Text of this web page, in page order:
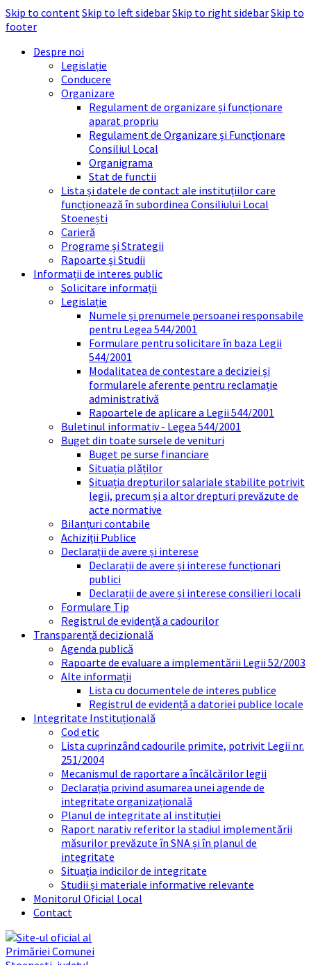
Skip to contentSkip to left sidebarSkip to right sidebarSkip to
footer
Despre noi
Legislație
Conducere
Organizare
Regulament de organizare și funcționare
aparat propriu
Regulament de Organizare și Funcționare
Consiliul Local
Organigrama
Stat de functii
Lista și datele de contact ale instituțiilor care
funcționează în subordinea Consiliului Local
Stoenești
Carieră
Programe și Strategii
Rapoarte și Studii
Informații de interes public
Solicitare informații
Legislație
Numele și prenumele persoanei responsabile
pentru Legea 544/2001
Formulare pentru solicitare în baza Legii
544/2001
Modalitatea de contestare a deciziei și
formularele aferente pentru reclamație
administrativă
Rapoartele de aplicare a Legii 544/2001
Buletinul informativ - Legea 544/2001
Buget din toate sursele de venituri
Buget pe surse financiare
Situația plăților
Situația drepturilor salariale stabilite potrivit
legii, precum și a altor drepturi prevăzute de
acte normative
Bilanțuri contabile
Achiziții Publice
Declarații de avere și interese
Declarații de avere și interese funcționari
publici
Declarații de avere și interese consilieri locali
Formulare Tip
Registrul de evidență a cadourilor
Transparență decizională
Agenda publică
Rapoarte de evaluare a implementării Legii 52/2003
Alte informații
Lista cu documentele de interes publice
Registrul de evidență a datoriei publice locale
Integritate Instituțională
Cod etic
Lista cuprinzând cadourile primite, potrivit Legii nr.
251/2004
Mecanismul de raportare a încălcărilor legii
Declarația privind asumarea unei agende de
integritate organizațională
Planul de integritate al instituției
Raport narativ referitor la stadiul implementării
măsurilor prevăzute în SNA și în planul de
integritate
Situația indicilor de integritate
Studii și materiale informative relevante
Monitorul Oficial Local
Contact